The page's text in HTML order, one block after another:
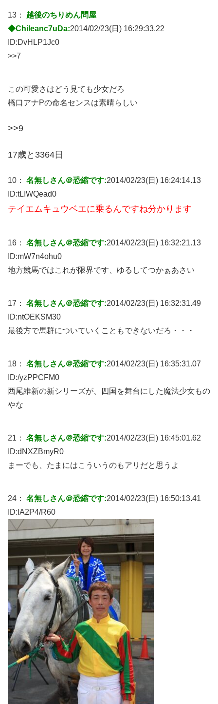
13： 越後のちりめん問屋
◆Chileanc7uDa:2014/02/23(日) 16:29:33.22
ID:DvHLP1Jc0
>>7
この可愛さはどう見ても少女だろ
橋口アナPの命名センスは素晴らしい
>>9
17歳と3364日
10： 名無しさん＠恐縮です:2014/02/23(日) 16:24:14.13
ID:tLIWQead0
テイエムキュウベエに乗るんですね分かります
16： 名無しさん＠恐縮です:2014/02/23(日) 16:32:21.13
ID:mW7n4ohu0
地方競馬ではこれが限界です、ゆるしてつかぁあさい
17： 名無しさん＠恐縮です:2014/02/23(日) 16:32:31.49
ID:ntOEKSM30
最後方で馬群についていくこともできないだろ・・・
18： 名無しさん＠恐縮です:2014/02/23(日) 16:35:31.07
ID:/yzPPCFM0
西尾維新の新シリーズが、四国を舞台にした魔法少女もの
やな
21： 名無しさん＠恐縮です:2014/02/23(日) 16:45:01.62
ID:dNXZBmyR0
まーでも、たまにはこういうのもアリだと思うよ
24： 名無しさん＠恐縮です:2014/02/23(日) 16:50:13.41
ID: lA2P4/R60